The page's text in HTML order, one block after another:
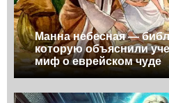
Манна небесная —
которую объяснили
миф о еврейском чуде